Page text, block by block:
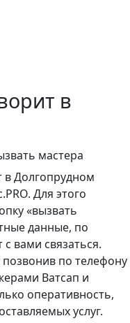
в
мастера
в Долгопрудном
Для этого
«вызвать
данные, по
вами связаться.
позвонив по телефону
Ватсап и
оперативность,
услуг.